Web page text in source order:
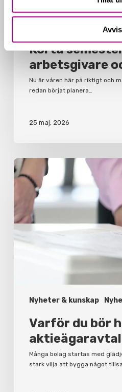
Korta
arbetsgivare
Nu är våren här på riktigt och
redan börjat planera…
25 maj, 2026
Nyheter & kunskap
Varför
du
ett
aktieägaravtal
Varför du bör
aktieägaravtal
Många bolag startas med
stark vilja att bygga något